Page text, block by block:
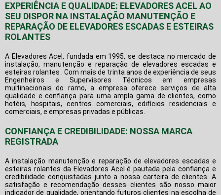
EXPERIÊNCIA E QUALIDADE: ELEVADORES ACEL AO
SEU DISPOR NA INSTALAÇÃO MANUTENÇÃO E
REPARAÇÃO DE ELEVADORES ESCADAS E ESTEIRAS
ROLANTES
A Elevadores Acel, fundada em 1995, se destaca no mercado de
instalação, manutenção e reparação de elevadores escadas e
esteiras rolantes . Com mais de trinta anos de experiência de seus
Engenheiros e Supervisores Técnicos em empresas
multinacionais do ramo, a empresa oferece serviços de alta
qualidade e confiança para uma ampla gama de clientes, como
hotéis, hospitais, centros comerciais, edifícios residenciais e
comerciais, e empresas privadas e públicas.
CONFIANÇA E CREDIBILIDADE: NOSSA MARCA
REGISTRADA
Ainstalação manutenção e reparação de elevadores escadas e
esteiras rolantes da Elevadores Acel é pautada pela confiança e
credibilidade conquistadas junto a nossa carteira de clientes. A
satisfação e recomendação desses clientes são nosso maior
indicador de qualidade, orientando futuros clientes na escolha de